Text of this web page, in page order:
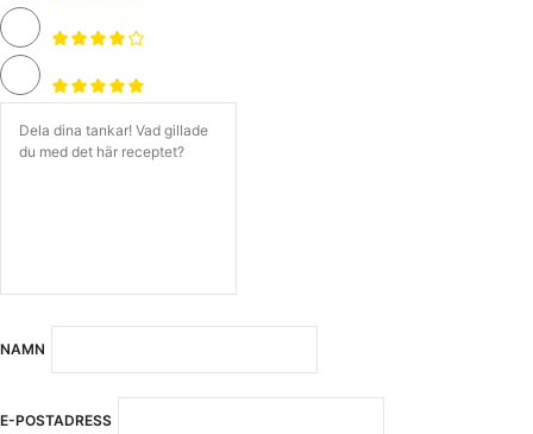
NAMN
E-POSTADRESS